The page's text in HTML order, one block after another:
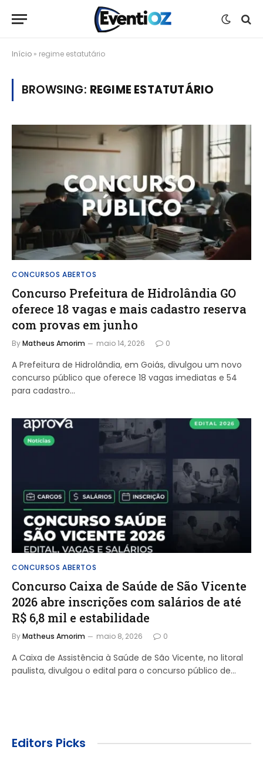
Início » regime estatutário
BROWSING: REGIME ESTATUTÁRIO
CONCURSOS ABERTOS
Concurso Prefeitura de Hidrolândia GO
oferece 18 vagas e mais cadastro reserva
com provas em junho
ByMatheus Amorim maio 14, 2026 0
A Prefeitura de Hidrolândia, em Goiás, divulgou um novo
concurso público que oferece 18 vagas imediatas e 54
para cadastro…
CONCURSOS ABERTOS
Concurso Caixa de Saúde de São Vicente
2026 abre inscrições com salários de até
R$ 6,8 mil e estabilidade
ByMatheus Amorim maio 8, 2026 0
A Caixa de Assistência à Saúde de São Vicente, no litoral
paulista, divulgou o edital para o concurso público de…
Editors Picks